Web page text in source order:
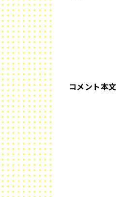
コメント本文